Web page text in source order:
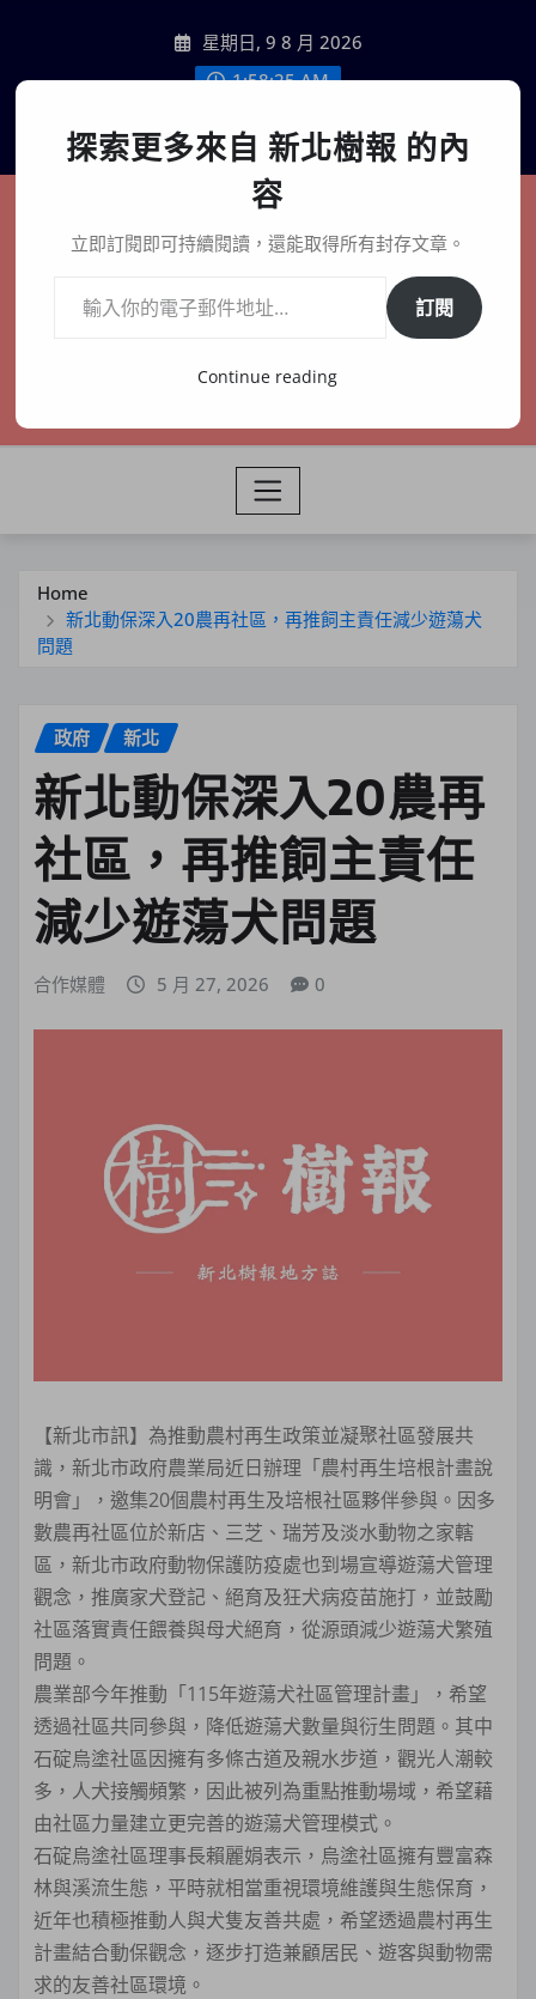
content
星期日, 9 8 月 2026
1:58:26 AM
聯絡我們
新北樹報
在地、記憶、連結、創生
Home
新北動保深入20農再社區，再推飼主責任減少遊蕩犬
問題
政府 新北
新北動保深入20農再
社區，再推飼主責任
減少遊蕩犬問題
合作媒體 5 月 27, 2026 0
【新北市訊】為推動農村再生政策並凝聚社區發展共
識，新北市政府農業局近日辦理「農村再生培根計畫說
明會」，邀集20個農村再生及培根社區夥伴參與。因多
數農再社區位於新店、三芝、瑞芳及淡水動物之家轄
區，新北市政府動物保護防疫處也到場宣導遊蕩犬管理
觀念，推廣家犬登記、絕育及狂犬病疫苗施打，並鼓勵
社區落實責任餵養與母犬絕育，從源頭減少遊蕩犬繁殖
問題。
農業部今年推動「115年遊蕩犬社區管理計畫」，希望
透過社區共同參與，降低遊蕩犬數量與衍生問題。其中
石碇烏塗社區因擁有多條古道及親水步道，觀光人潮較
多，人犬接觸頻繁，因此被列為重點推動場域，希望藉
由社區力量建立更完善的遊蕩犬管理模式。
石碇烏塗社區理事長賴麗娟表示，烏塗社區擁有豐富森
林與溪流生態，平時就相當重視環境維護與生態保育，
近年也積極推動人與犬隻友善共處，希望透過農村再生
計畫結合動保觀念，逐步打造兼顧居民、遊客與動物需
求的友善社區環境。
探索更多來自 新北樹報 的內
容
立即訂閱即可持續閱讀，還能取得所有封存文章。
訂閱
Continue reading